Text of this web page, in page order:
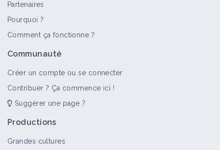
Partenaires
Pourquoi ?
Comment ça fonctionne ?
Communauté
Créer un compte ou se connecter
Contribuer ? Ça commence ici !
Suggérer une page ?
Productions
Grandes cultures